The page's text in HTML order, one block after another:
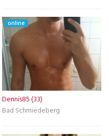
online
Dennis85 (33)
Bad Schmiedeberg